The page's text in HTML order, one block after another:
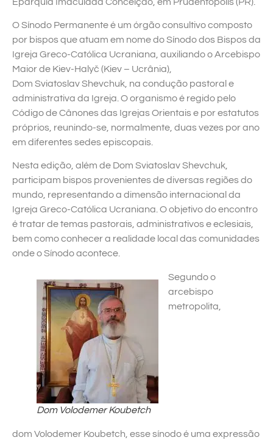
O Sínodo Permanente é um órgão consultivo composto
por bispos que atuam em nome do Sínodo dos Bispos da
Igreja Greco-Católica Ucraniana, auxiliando o Arcebispo
Maior de Kiev-Halyč (Kiev – Ucrânia),
Dom Sviatoslav Shevchuk, na condução pastoral e
administrativa da Igreja. O organismo é regido pelo
Código de Cânones das Igrejas Orientais e por estatutos
próprios, reunindo-se, normalmente, duas vezes por ano
em diferentes sedes episcopais.
Nesta edição, além de Dom Sviatoslav Shevchuk,
participam bispos provenientes de diversas regiões do
mundo, representando a dimensão internacional da
Igreja Greco-Católica Ucraniana. O objetivo do encontro
é tratar de temas pastorais, administrativos e eclesiais,
bem como conhecer a realidade local das comunidades
onde o Sínodo acontece.
Dom Volodemer Koubetch
Segundo o
arcebispo
metropolita,
dom Volodemer Koubetch, esse sínodo é uma expressão